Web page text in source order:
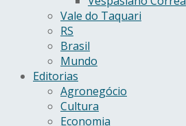
Vale do Taquari
RS
Brasil
Mundo
Editorias
Agronegócio
Cultura
Economia